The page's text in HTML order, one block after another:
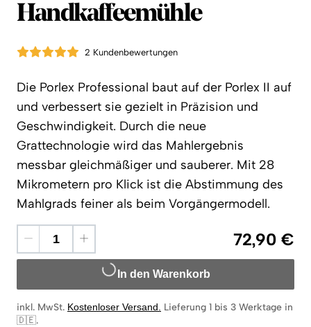
Handkaffeemühle
2 Kundenbewertungen
Die Porlex Professional baut auf der Porlex II auf
und verbessert sie gezielt in Präzision und
Geschwindigkeit. Durch die neue
Grattechnologie wird das Mahlergebnis
messbar gleichmäßiger und sauberer. Mit 28
Mikrometern pro Klick ist die Abstimmung des
Mahlgrads feiner als beim Vorgängermodell.
72,90 €
In den Warenkorb
inkl. MwSt. Kostenloser Versand. Lieferung 1 bis 3 Werktage in
🇩🇪.